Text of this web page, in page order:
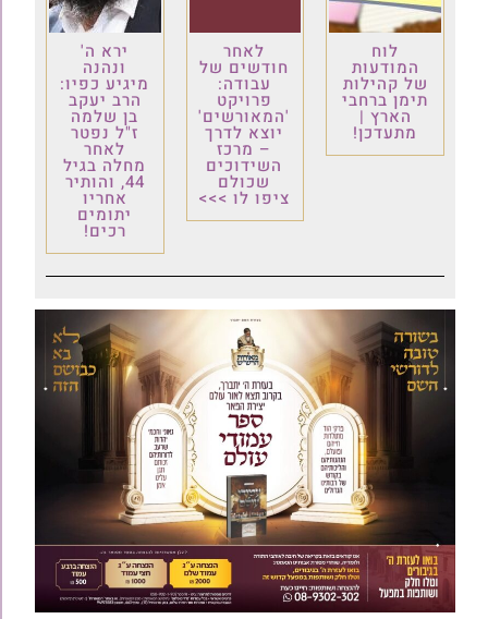
לוח
המודעות
של קהילות
תימן ברחבי
הארץ |
מתעדכן!
לאחר
חודשים של
עבודה:
פרויקט
'המאורשים'
יוצא לדרך
– מרכז
השידוכים
שכולם
ציפו לו >>>
ירא ה'
ונהנה
מיגיע כפיו:
הרב יעקב
בן שלמה
ז"ל נפטר
לאחר
מחלה בגיל
44, והותיר
אחריו
יתומים
רכים!